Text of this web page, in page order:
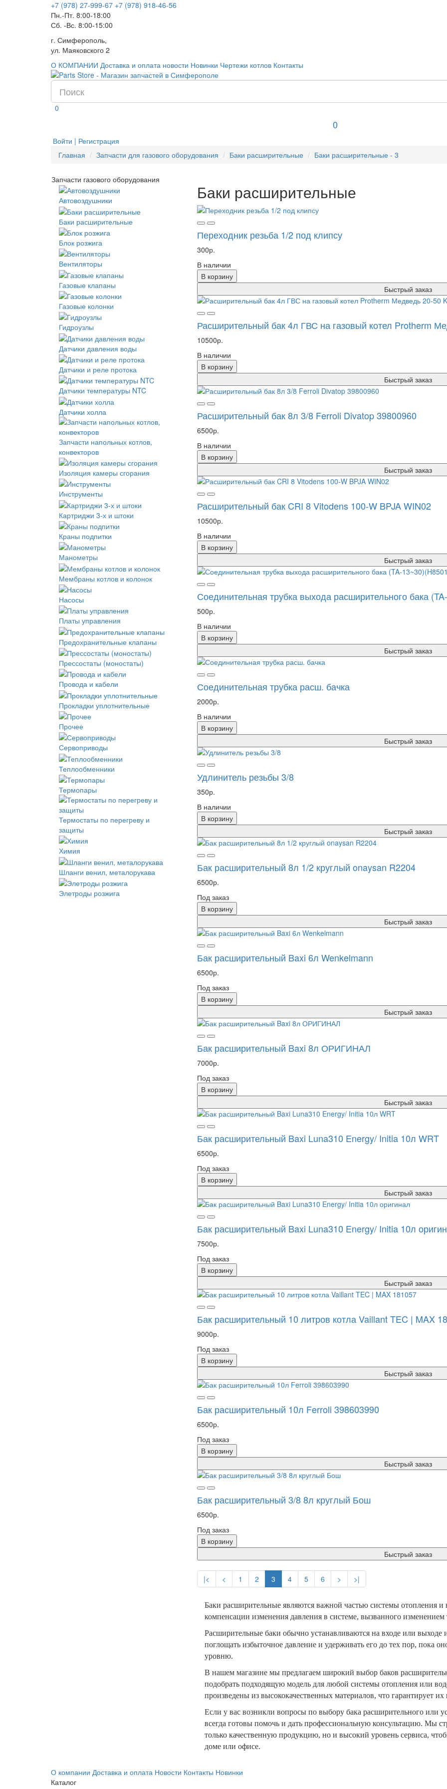
+7 (978) 27-999-67 +7 (978) 918-46-56
Пн.-Пт. 8:00-18:00
Сб. -Вс. 8:00-15:00
г. Симферополь,
ул. Маяковского 2
О КОМПАНИИ Доставка и оплата новости Новинки Чертежи котлов Контакты
0
0
Войти | Регистрация
Главная
Запчасти для газового оборудования Баки расширительные Баки расширительные - 3
Запчасти газового оборудования
Автовоздушники
Баки расширительные
Блок розжига
Вентиляторы
Газовые клапаны
Газовые колонки
Гидроузлы
Датчики давления воды
Датчики и реле протока
Датчики температуры NTC
Датчики холла
Запчасти напольных котлов,
конвекторов
Изоляция камеры сгорания
Инструменты
Картриджи 3-х и штоки
Краны подпитки
Манометры
Мембраны котлов и колонок
Насосы
Платы управления
Предохранительные клапаны
Прессостаты (моностаты)
Провода и кабели
Прокладки уплотнительные
Прочее
Сервоприводы
Теплообменники
Термопары
Термостаты по перегреву и
защиты
Химия
Шланги венил, металорукава
Элетроды розжига
Баки расширительные
Переходник резьба 1/2 под клипсу
300р.
В наличии
В корзину
Быстрый заказ
Расширительный бак 4л ГВС на газовый котел Protherm
10500р.
В наличии
В корзину
Быстрый заказ
Расширительный бак 8л 3/8 Ferroli Divatop 39800960
6500р.
В наличии
В корзину
Быстрый заказ
Расширительный бак CRI 8 Vitodens 100-W BPJA WIN02
10500р.
В наличии
В корзину
Быстрый заказ
Соединительная трубка выхода расширительного бака
500р.
В наличии
В корзину
Быстрый заказ
Соединительная трубка расш. бачка
2000р.
В наличии
В корзину
Быстрый заказ
Удлинитель резьбы 3/8
350р.
В наличии
В корзину
Быстрый заказ
Бак расширительный 8л 1/2 круглый onaysan R2204
6500р.
Под заказ
В корзину
Быстрый заказ
Бак расширительный Baxi 6л Wenkelmann
6500р.
Под заказ
В корзину
Быстрый заказ
Бак расширительный Baxi 8л ОРИГИНАЛ
7000р.
Под заказ
В корзину
Быстрый заказ
Бак расширительный Baxi Luna310 Energy/ Initia 10л WRT
6500р.
Под заказ
В корзину
Быстрый заказ
Бак расширительный Baxi Luna310 Energy/ Initia 10л
7500р.
Под заказ
В корзину
Быстрый заказ
Бак расширительный 10 литров котла Vaillant TEC | MAX
9000р.
Под заказ
В корзину
Быстрый заказ
Бак расширительный 10л Ferroli 398603990
6500р.
Под заказ
В корзину
Быстрый заказ
Бак расширительный 3/8 8л круглый Бош
6500р.
Под заказ
В корзину
Быстрый заказ
|< < 1 2 3 4 5 6 > >|
Баки расширительные являются важной частью системы отопления
компенсации изменения давления в системе, вызванного
Расширительные баки обычно устанавливаются на входе или выходе
поглощать избыточное давление и удерживать его до тех пор, пока
уровню.
В нашем магазине мы предлагаем широкий выбор баков
подобрать подходящую модель для любой системы отопления или
произведены из высококачественных материалов, что гарантирует их
Если у вас возникли вопросы по выбору бака расширительного или
всегда готовы помочь и дать профессиональную консультацию. Мы
только качественную продукцию, но и высокий уровень сервиса,
доме или офисе.
О компании Доставка и оплата Новости Контакты Новинки
Каталог